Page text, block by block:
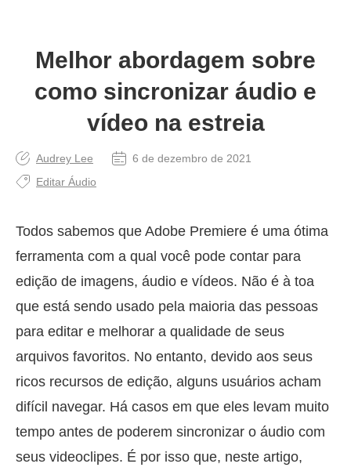
Melhor abordagem sobre
como sincronizar áudio e
vídeo na estreia
Audrey Lee
6 de dezembro de 2021
Editar Áudio
Todos sabemos que Adobe Premiere é uma ótima
ferramenta com a qual você pode contar para
edição de imagens, áudio e vídeos. Não é à toa
que está sendo usado pela maioria das pessoas
para editar e melhorar a qualidade de seus
arquivos favoritos. No entanto, devido aos seus
ricos recursos de edição, alguns usuários acham
difícil navegar. Há casos em que eles levam muito
tempo antes de poderem sincronizar o áudio com
seus videoclipes. É por isso que, neste artigo,